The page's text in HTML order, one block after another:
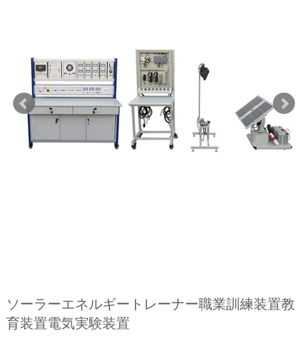
ソーラーエネルギートレーナー職業訓練装置教
育装置電気実験装置